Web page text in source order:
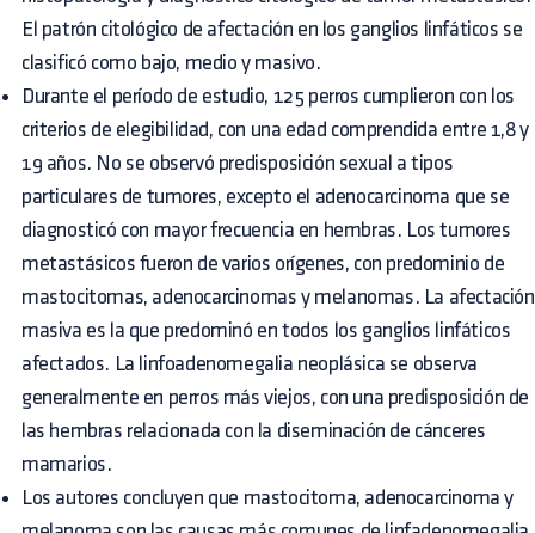
El patrón citológico de afectación en los ganglios linfáticos se
clasificó como bajo, medio y masivo.
Durante el período de estudio, 125 perros cumplieron con los
criterios de elegibilidad, con una edad comprendida entre 1,8 y
19 años. No se observó predisposición sexual a tipos
particulares de tumores, excepto el adenocarcinoma que se
diagnosticó con mayor frecuencia en hembras. Los tumores
metastásicos fueron de varios orígenes, con predominio de
mastocitomas, adenocarcinomas y melanomas. La afectación
masiva es la que predominó en todos los ganglios linfáticos
afectados. La linfoadenomegalia neoplásica se observa
generalmente en perros más viejos, con una predisposición de
las hembras relacionada con la diseminación de cánceres
mamarios.
Los autores concluyen que mastocitoma, adenocarcinoma y